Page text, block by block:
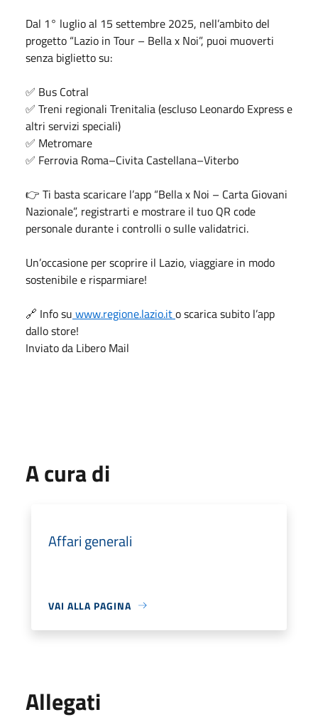
Dal 1° luglio al 15 settembre 2025, nell’ambito del
progetto “Lazio in Tour – Bella x Noi”, puoi muoverti
senza biglietto su:
✅ Bus Cotral
✅ Treni regionali Trenitalia (escluso Leonardo Express e
altri servizi speciali)
✅ Metromare
✅ Ferrovia Roma–Civita Castellana–Viterbo
👉 Ti basta scaricare l’app “Bella x Noi – Carta Giovani
Nazionale”, registrarti e mostrare il tuo QR code
personale durante i controlli o sulle validatrici.
Un’occasione per scoprire il Lazio, viaggiare in modo
sostenibile e risparmiare!
🔗 Info su www.regione.lazio.ito scarica subito l’app
dallo store!
Inviato da Libero Mail
A cura di
Affari generali
VAI ALLA PAGINA
Allegati